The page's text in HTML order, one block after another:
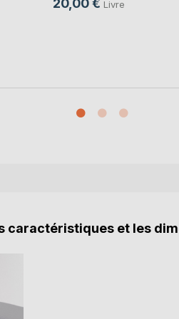
Livre
caractéristiques et les